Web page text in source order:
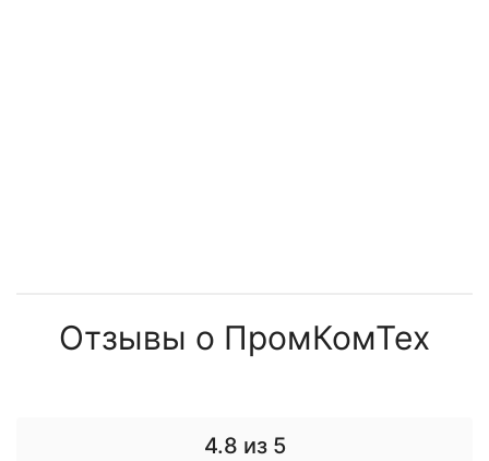
Отзывы о ПромКомТех
4.8 из 5